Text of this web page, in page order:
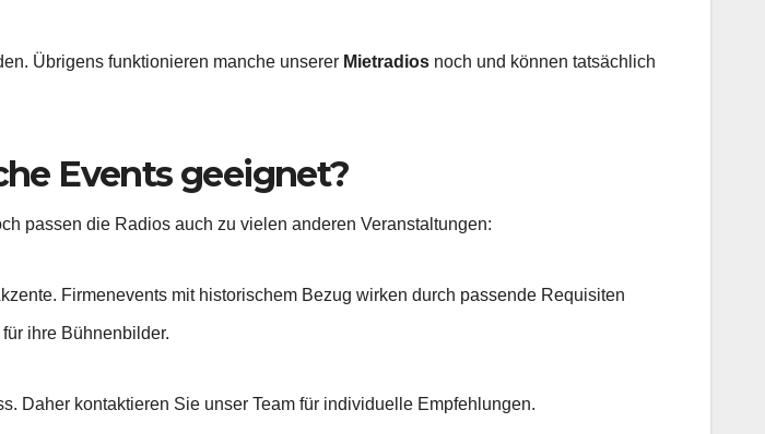
Übrigens funktionieren manche unserer Mietradios noch und können tatsächlich
Events geeignet?
passen die Radios auch zu vielen anderen Veranstaltungen:
Firmenevents mit historischem Bezug wirken durch passende Requisiten
ihre Bühnenbilder.
Daher kontaktieren Sie unser Team für individuelle Empfehlungen.